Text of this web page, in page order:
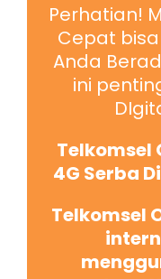
Perhatian!
Cepat
Anda
ini
Telkomsel
4G Serba
Telkomsel